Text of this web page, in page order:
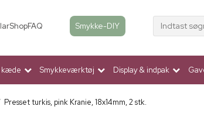
ShopFAQ Smykke-DIY Indtast
kæde Smykkeværktøj Display & indpak
Presset turkis, pink Kranie, 18x14mm, 2 stk.